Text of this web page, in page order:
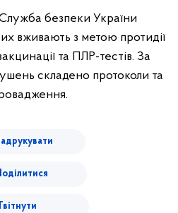
Служба безпеки України
вживають з метою протидії
та ПЛР-тестів. За
складено протоколи та
Твітнути